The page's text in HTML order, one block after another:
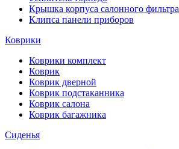
Крышка корпуса салонного фильтра
Клипса панели приборов
Коврики
Коврики комплект
Коврик
Коврик дверной
Коврик подстаканника
Коврик салона
Коврик багажника
Сиденья